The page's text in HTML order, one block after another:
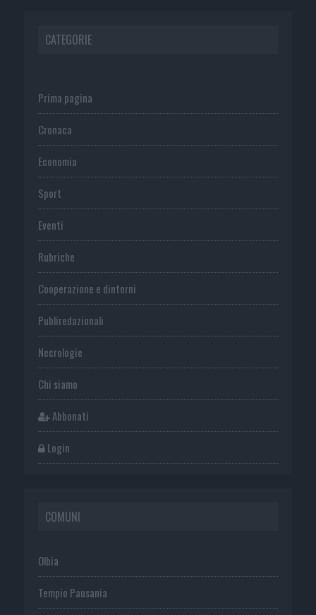
CATEGORIE
Prima pagina
Cronaca
Economia
Sport
Eventi
Rubriche
Cooperazione e dintorni
Publiredazionali
Necrologie
Chi siamo
Abbonati
Login
COMUNI
Olbia
Tempio Pausania